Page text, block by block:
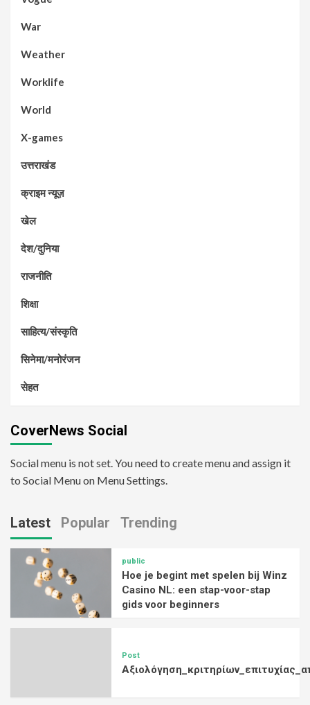
War
Weather
Worklife
World
X-games
उत्तराखंड
क्राइम न्यूज़
खेल
देश/दुनिया
राजनीति
शिक्षा
साहित्य/संस्कृति
सिनेमा/मनोरंजन
सेहत
CoverNews Social
Social menu is not set. You need to create menu and assign it
to Social Menu on Menu Settings.
Latest Popular Trending
public
Hoe je begint met spelen bij Winz
Casino NL: een stap-voor-stap
gids voor beginners
Post